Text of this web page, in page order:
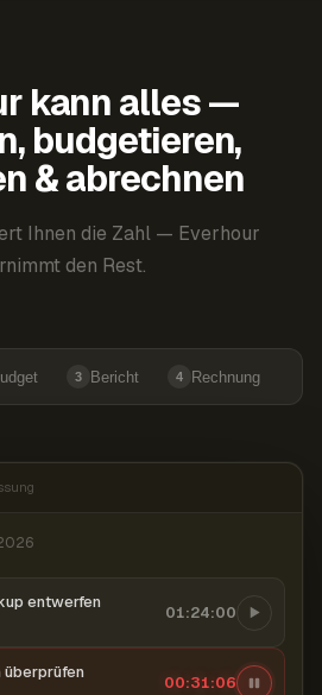
kann alles —
budgetieren,
& abrechnen
Ihnen die Zahl — Everhour
den Rest.
3 Bericht 4 Rechnung
entwerfen 01:24:00
00:31:07